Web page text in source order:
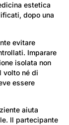
estetica
dopo una
evitare
Imparare
isolata non
volto né di
essere
aiuta
Il partecipante